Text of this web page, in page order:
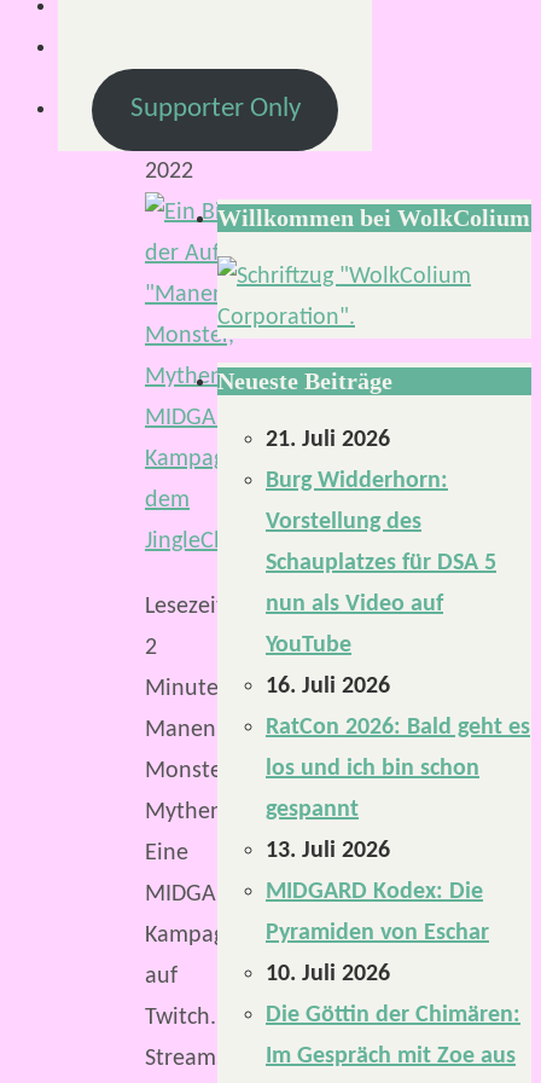
2022
Lesezeit:
2
Minuten
Manen,
Monster,
Mythen.
Eine
MIDGARD-
Kampagne
auf
Twitch.
Streams
Supporter Only
Willkommen bei WolkColium
Neueste Beiträge
21. Juli 2026
Burg Widderhorn:
Vorstellung des
Schauplatzes für DSA 5
nun als Video auf
YouTube
16. Juli 2026
RatCon 2026: Bald geht es
los und ich bin schon
gespannt
13. Juli 2026
MIDGARD Kodex: Die
Pyramiden von Eschar
10. Juli 2026
Die Göttin der Chimären:
Im Gespräch mit Zoe aus